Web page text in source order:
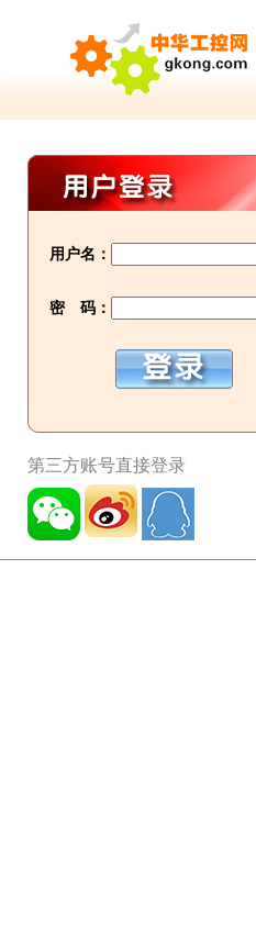
用户名：
密 码：
第三方账号直接登录